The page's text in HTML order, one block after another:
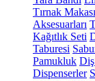
Tırnak Makası
Aksesuarları
Kağıtlık Seti
Taburesi
Pamukluk Diş
Dispenserler